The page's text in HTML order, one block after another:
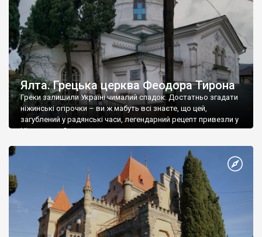
Ялта. Грецька церква Феодора Тирона
Греки залишили Україні чималий спадок. Достатньо згадати
ніжинські огірочки – ви ж мабуть всі знаєте, що цей,
загублений у радянські часи, легендарний рецепт привезли у
Ніжин греки?